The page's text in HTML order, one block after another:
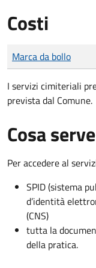
Costi
Tipo di pagamento
Importo
Marca da bollo
I servizi cimiteriali
prevista dal Comune.
Cosa serve
Per accedere al
SPID (sistema
d’identità
(CNS)
tutta la
della pratica.